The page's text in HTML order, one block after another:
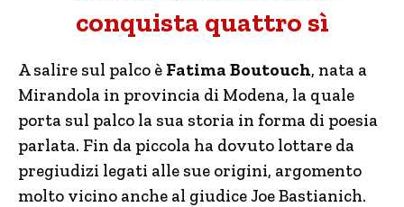
conquista quattro sì
A salire sul palco è Fatima Boutouch, nata a
Mirandola in provincia di Modena, la quale
porta sul palco la sua storia in forma di poesia
parlata. Fin da piccola ha dovuto lottare da
pregiudizi legati alle sue origini, argomento
molto vicino anche al giudice Joe Bastianich.